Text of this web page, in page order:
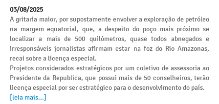
03/08/2025
A gritaria maior, por supostamente envolver a exploração de petróleo
na margem equatorial, que, a despeito do poço mais próximo se
localizar a mais de 500 quilômetros, quase todos abnegados e
irresponsáveis jornalistas afirmam estar na foz do Rio Amazonas,
recai sobre a licença especial.
Projetos considerados estratégicos por um coletivo de assessoria ao
Presidente da Republica, que possui mais de 50 conselheiros, terão
licença especial por ser estratégico para o desenvolvimento do país.
[leia mais...]